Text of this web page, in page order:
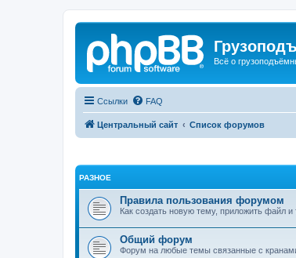
Всё о
Ссылки FAQ
Центральный сайт Список форумов
РАЗНОЕ
Правила пользования форумом
Как создать новую тему, приложить файл и
Общий форум
Форум на любые темы связанные с